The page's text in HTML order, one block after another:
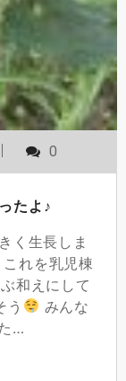
0
たよ♪
く生長しま
れを乳児棟
和えにして
う
みんな
…